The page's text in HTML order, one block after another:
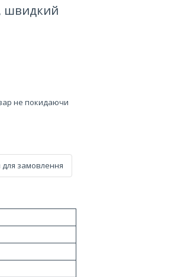
швидкий
не покидаючи
для замовлення